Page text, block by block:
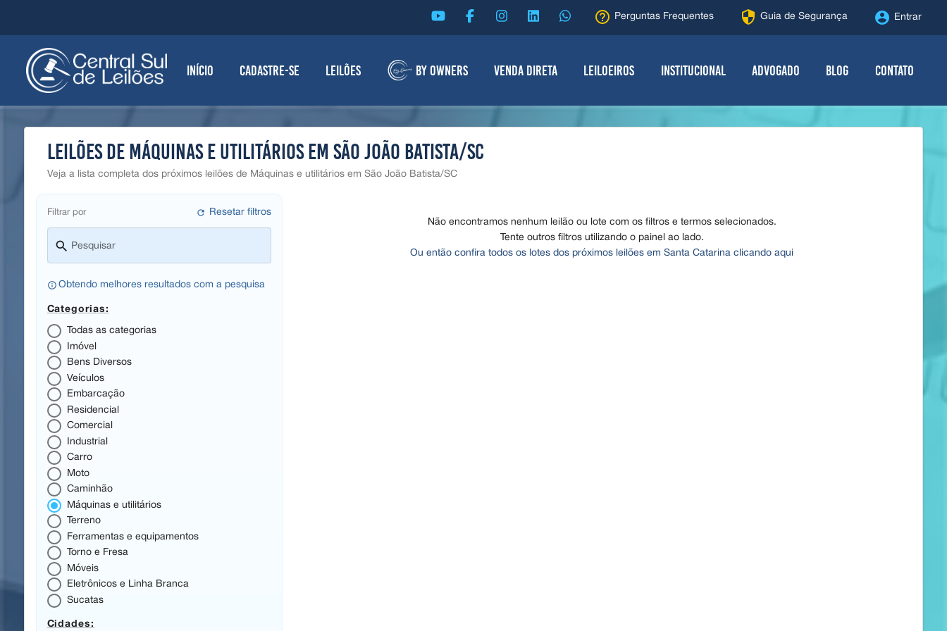
help_outline Perguntas Frequentes security Guia de Segurança account_circle Entrar
Início Cadastre-se Leilões By Owners Venda Direta Leiloeiros Institucional Advogado Blog Contato
Leilões de Máquinas e utilitários em São João Batista/SC
Veja a lista completa dos próximos leilões de Máquinas e utilitários em São João Batista/SC
Filtrar por refresh Resetar filtros
search Pesquisar
info_outline Obtendo melhores resultados com a pesquisa
Categorias:
Todas as categorias
Imóvel
Bens Diversos
Veículos
Embarcação
Residencial
Comercial
Industrial
Carro
Moto
Caminhão
Máquinas e utilitários
Terreno
Ferramentas e equipamentos
Torno e Fresa
Móveis
Eletrônicos e Linha Branca
Sucatas
Cidades:
Não encontramos nenhum leilão ou lote com os filtros e termos selecionados.
Tente outros filtros utilizando o painel ao lado.
Ou então confira todos os lotes dos próximos leilões em Santa Catarina clicando aqui